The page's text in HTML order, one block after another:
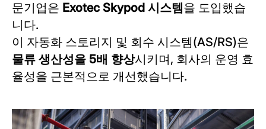
문기업은 Exotec Skypod 시스템을 도입했습
니다.
이 자동화 스토리지 및 회수 시스템(AS/RS)은
물류 생산성을 5배 향상시키며, 회사의 운영 효
율성을 근본적으로 개선했습니다.